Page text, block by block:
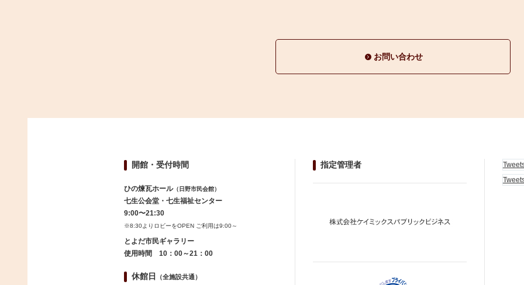
お問い合わせ
開館・受付時間
ひの煉瓦ホール（日野市民会館）
七生公会堂・七生福祉センター
9:00〜21:30
※8:30よりロビーをOPEN ご利用は9:00～
とよだ市民ギャラリー
使用時間 10：00～21：00
休館日 （全施設共通）
指定管理者